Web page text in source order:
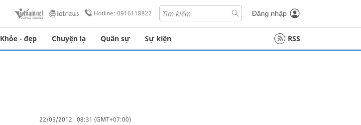
Hotline: 0916118822 Đăng nhập
Khỏe - đẹp Chuyện lạ Quân sự Sự kiện RSS
22/05/2012 08:31 (GMT+07:00)